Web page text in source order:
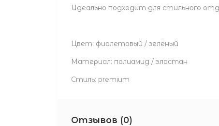
Идеально подходит для стильного
Цвет: фиолетовый / зелёный
Материал: полиамид / эластан
Стиль: premium
Отзывов (0)